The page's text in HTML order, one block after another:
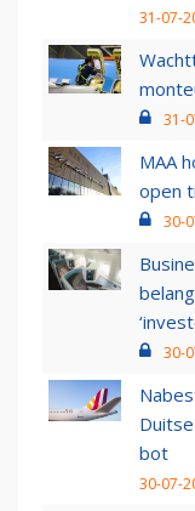
31-07-
31-
MAA
open
30-
30-
bot
30-07-